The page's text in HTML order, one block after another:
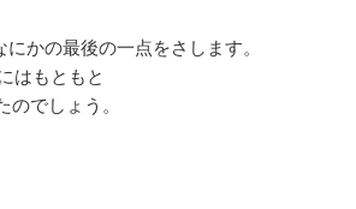
かの最後の一点をさします。
はもともと
のでしょう。